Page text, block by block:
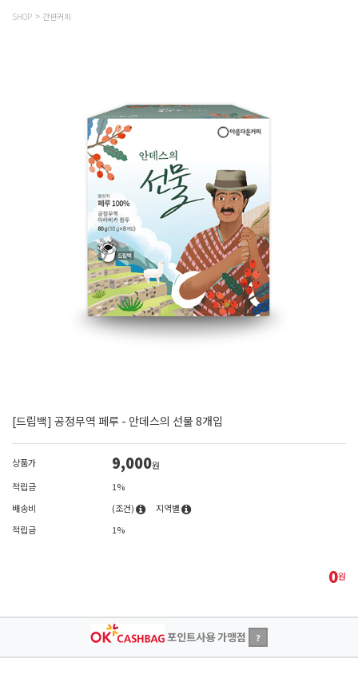
SHOP 간편커피
[드립백] 공정무역 페루 - 안데스의 선물 8개입
상품가 9,000원
적립금
1%
배송비
(조건)
지역별
적립금
1%
0원
포인트사용 가맹점 ?